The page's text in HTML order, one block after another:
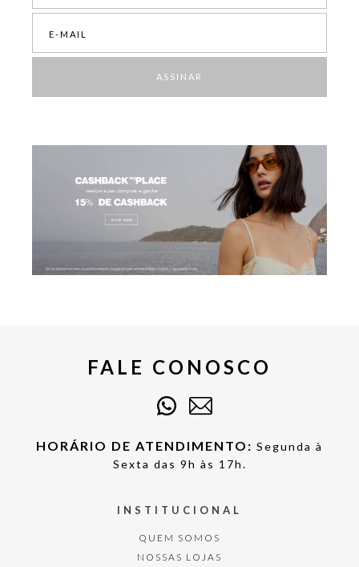
ASSINAR
FALE CONOSCO
HORÁRIO DE ATENDIMENTO: Segunda à
Sexta das 9h às 17h.
INSTITUCIONAL
QUEM SOMOS
NOSSAS LOJAS